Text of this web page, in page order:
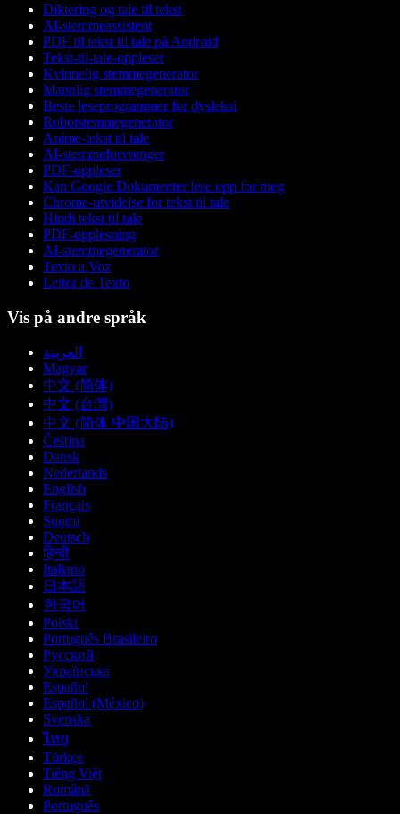
Diktering og tale til tekst
AI-stemmeassistent
PDF til tekst til tale på Android
Tekst-til-tale-oppleser
Kvinnelig stemmegenerator
Mannlig stemmegenerator
Beste leseprogrammer for dysleksi
Robotstemmegenerator
Anime-tekst til tale
AI-stemmeforvrenger
PDF-oppleser
Kan Google Dokumenter lese opp for meg
Chrome-utvidelse for tekst til tale
Hindi tekst til tale
PDF-opplesning
AI-stemmegenerator
Texto a Voz
Leitor de Texto
Vis på andre språk
العربية
Magyar
中文 (简体)
中文 (台灣)
中文 (简体 中国大陆)
Čeština
Dansk
Nederlands
English
Français
Suomi
Deutsch
हिन्दी
Italiano
日本語
한국어
Polski
Português Brasileiro
Русский
Українська
Español
Español (México)
Svenska
ไทย
Türkçe
Tiếng Việt
Română
Português